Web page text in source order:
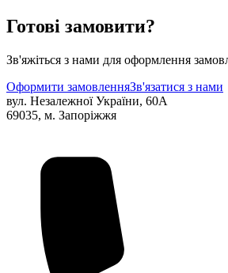
Готові замовити?
Зв'яжіться з нами для оформлення
Оформити замовленняЗв'язатися з нами
вул. Незалежної України, 60А
69035, м. Запоріжжя